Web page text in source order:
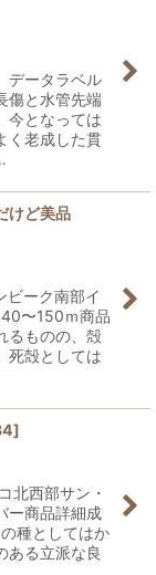
ータラベル
傷と水管先端
今となっては
く老成した貫
けど美品
ーク南部イ
〜150ｍ商品
るものの、殻
死殻としては
]
北西部サン・
ー商品詳細成
種としてはか
ある立派な良